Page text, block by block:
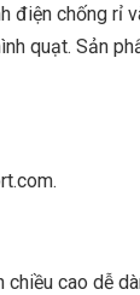
điện chống rỉ
quạt. Sản
chiều cao dễ